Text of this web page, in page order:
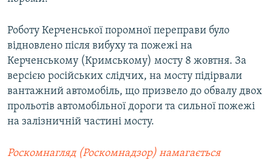
Роботу Керченської поромної переправи було
відновлено після вибуху та пожежі на
Керченському (Кримському) мосту 8 жовтня. За
версією російських слідчих, на мосту підірвали
вантажний автомобіль, що призвело до обвалу двох
прольотів автомобільної дороги та сильної пожежі
на залізничній частині мосту.
Роскомнагляд (Роскомнадзор) намагається